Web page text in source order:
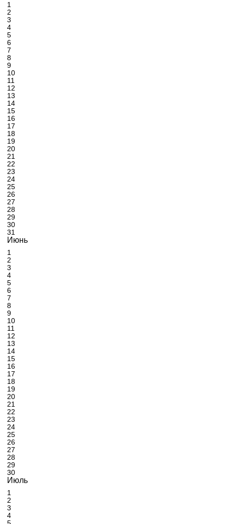
1
2
3
4
5
6
7
8
9
10
11
12
13
14
15
16
17
18
19
20
21
22
23
24
25
26
27
28
29
30
31
Июнь
1
2
3
4
5
6
7
8
9
10
11
12
13
14
15
16
17
18
19
20
21
22
23
24
25
26
27
28
29
30
Июль
1
2
3
4